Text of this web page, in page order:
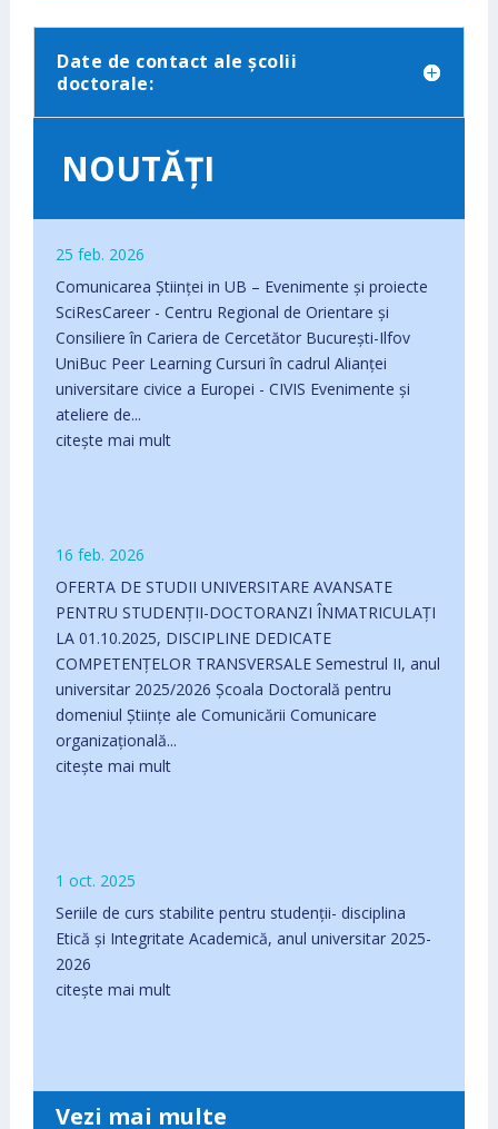
Date de contact ale școlii
doctorale:
NOUTĂȚI
25 feb. 2026
Comunicarea Științei in UB – Evenimente și proiecte
SciResCareer - Centru Regional de Orientare și
Consiliere în Cariera de Cercetător București-Ilfov
UniBuc Peer Learning Cursuri în cadrul Alianței
universitare civice a Europei - CIVIS Evenimente și
ateliere de...
citește mai mult
16 feb. 2026
OFERTA DE STUDII UNIVERSITARE AVANSATE
PENTRU STUDENȚII-DOCTORANZI ÎNMATRICULAŢI
LA 01.10.2025, DISCIPLINE DEDICATE
COMPETENŢELOR TRANSVERSALE Semestrul II, anul
universitar 2025/2026 Școala Doctorală pentru
domeniul Științe ale Comunicării Comunicare
organizațională...
citește mai mult
1 oct. 2025
Seriile de curs stabilite pentru studenții- disciplina
Etică și Integritate Academică, anul universitar 2025-
2026
citește mai mult
Vezi mai multe